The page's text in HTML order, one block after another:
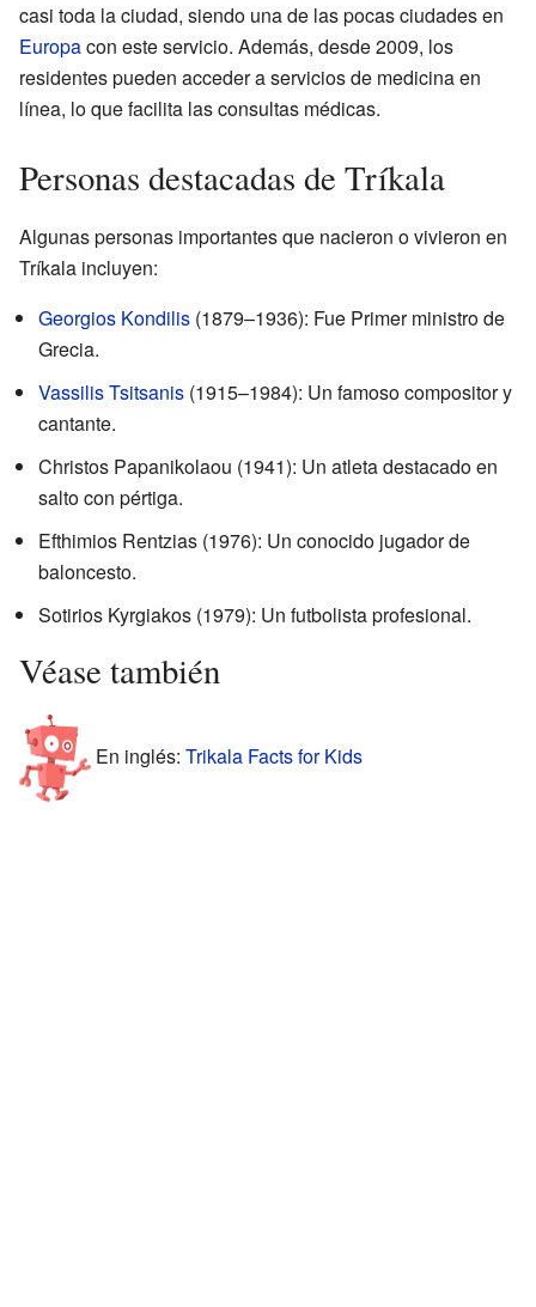
casi toda la ciudad, siendo una de las pocas ciudades en
Europacon este servicio. Además, desde 2009, los
residentes pueden acceder a servicios de medicina en
línea, lo que facilita las consultas médicas.
Personas destacadas de Tríkala
Algunas personas importantes que nacieron o vivieron en
Tríkala incluyen:
Georgios Kondilis (1879–1936): Fue Primer ministro de
Grecia.
Vassilis Tsitsanis (1915–1984): Un famoso compositor y
cantante.
Christos Papanikolaou (1941): Un atleta destacado en
salto con pértiga.
Efthimios Rentzias (1976): Un conocido jugador de
baloncesto.
Sotirios Kyrgiakos (1979): Un futbolista profesional.
Véase también
En inglés: Trikala Facts for Kids